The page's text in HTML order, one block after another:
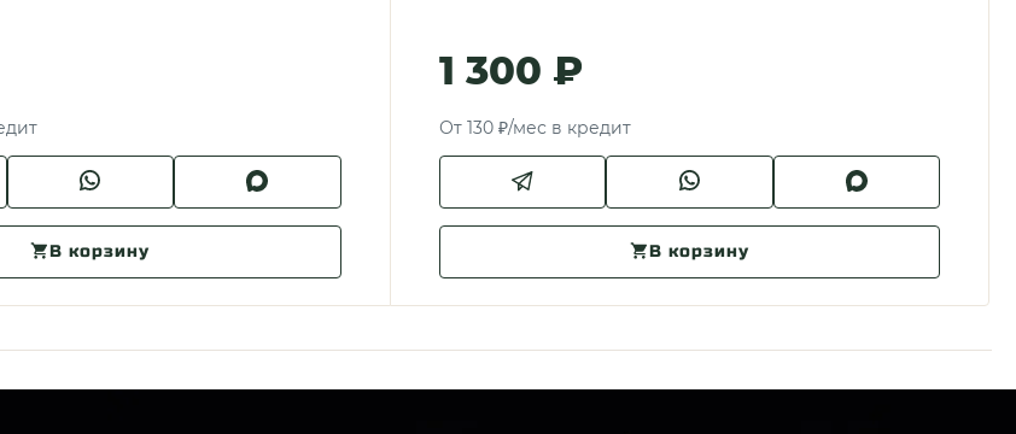
В корзину
1 300 ₽
От 130 ₽/мес в кредит
В корзину